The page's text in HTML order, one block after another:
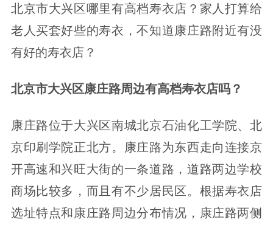
北京市大兴区哪里有高档寿衣店？家人打算给
老人买套好些的寿衣，不知道康庄路附近有没
有好的寿衣店？
北京市大兴区康庄路周边有高档寿衣店吗？
康庄路位于大兴区南城北京石油化工学院、北
京印刷学院正北方。康庄路为东西走向连接京
开高速和兴旺大街的一条道路，道路两边学校
商场比较多，而且有不少居民区。根据寿衣店
选址特点和康庄路周边分布情况，康庄路两侧